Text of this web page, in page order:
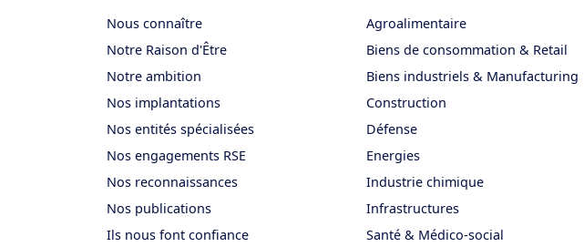
Nous connaître
Notre Raison d'Être
Notre ambition
Nos implantations
Nos entités spécialisées
Nos engagements RSE
Nos reconnaissances
Nos publications
Ils nous font confiance
Agroalimentaire
Biens de consommation & Retail
Biens industriels & Manufacturing
Construction
Défense
Energies
Industrie chimique
Infrastructures
Santé & Médico-social